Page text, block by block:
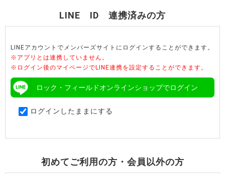
LINE ID 連携済みの方
LINEアカウントでメンバーズサイトにログインすることができます。
※アプリとは連携していません。
※ログイン後のマイページでLINE連携を設定することができます。
ロック・フィールドオンラインショップでログイン
ログインしたままにする
初めてご利用の方・会員以外の方